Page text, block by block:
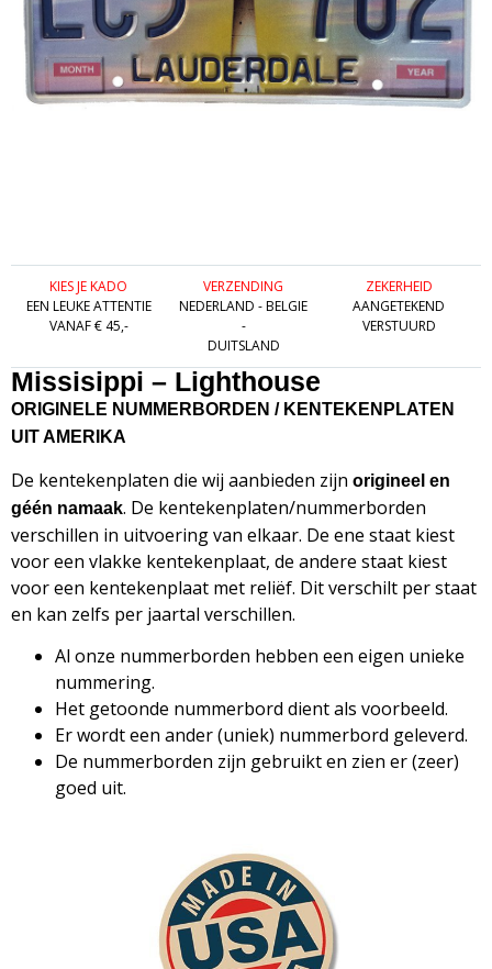
KIES JE KADO
EEN LEUKE ATTENTIE
VANAF € 45,-
VERZENDING
NEDERLAND - BELGIE
-
DUITSLAND
ZEKERHEID
AANGETEKEND
VERSTUURD
Missisippi – Lighthouse
ORIGINELE NUMMERBORDEN / KENTEKENPLATEN
UIT AMERIKA
De kentekenplaten die wij aanbieden zijn origineel en
géén namaak. De kentekenplaten/nummerborden
verschillen in uitvoering van elkaar. De ene staat kiest
voor een vlakke kentekenplaat, de andere staat kiest
voor een kentekenplaat met reliëf. Dit verschilt per staat
en kan zelfs per jaartal verschillen.
Al onze nummerborden hebben een eigen unieke
nummering.
Het getoonde nummerbord dient als voorbeeld.
Er wordt een ander (uniek) nummerbord geleverd.
De nummerborden zijn gebruikt en zien er (zeer)
goed uit.